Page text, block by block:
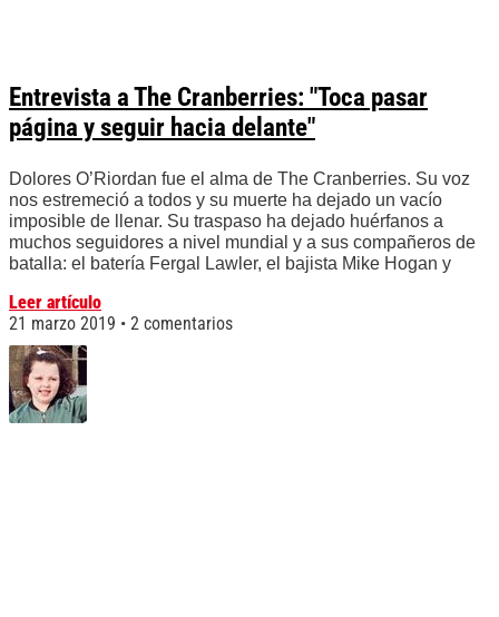
Entrevista a The Cranberries: "Toca pasar
página y seguir hacia delante"
Dolores O’Riordan fue el alma de The Cranberries. Su voz
nos estremeció a todos y su muerte ha dejado un vacío
imposible de llenar. Su traspaso ha dejado huérfanos a
muchos seguidores a nivel mundial y a sus compañeros de
batalla: el batería Fergal Lawler, el bajista Mike Hogan y
Leer artículo
21 marzo 2019
2 comentarios